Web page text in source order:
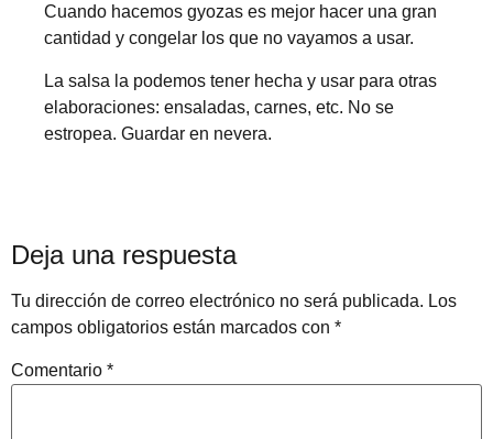
Cuando hacemos gyozas es mejor hacer una gran
cantidad y congelar los que no vayamos a usar.
La salsa la podemos tener hecha y usar para otras
elaboraciones: ensaladas, carnes, etc. No se
estropea. Guardar en nevera.
Deja una respuesta
Tu dirección de correo electrónico no será publicada. Los
campos obligatorios están marcados con *
Comentario *